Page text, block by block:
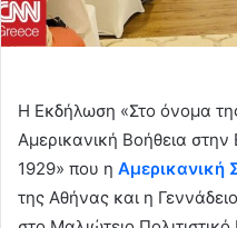
Η Εκδήλωση «Στο όνομα
Αμερικανική Βοήθεια
1929» που η Αμερικανική
της Αθήνας και η